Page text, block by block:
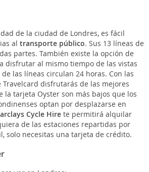
de la ciudad de Londres, es fácil
al transporte público. Sus 13 líneas de
partes. También existe la opción de
disfrutar al mismo tiempo de las vistas
las líneas circulan 24 horas. Con las
disfrutarás de las mejores
la tarjeta Oyster son más bajos que los
optan por desplazarse en
Cycle Hirete permitirá alquilar
de las estaciones repartidas por
solo necesitas una tarjeta de crédito.